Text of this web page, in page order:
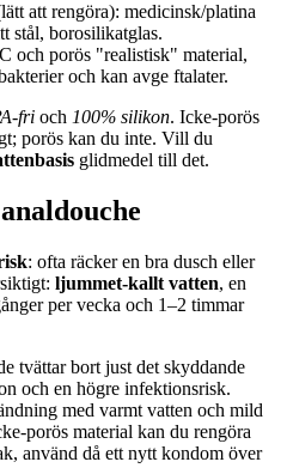
att rengöra): medicinsk/platina
stål, borosilikatglas.
och porös "realistisk" material,
och kan avge ftalater.
fri och 100% silikon. Icke-porös
porös kan du inte. Vill du
glidmedel till det.
: ofta räcker en bra dusch eller
ljummet-kallt vatten, en
per vecka och 1–2 timmar
tvättar bort just det skyddande
och en högre infektionsrisk.
med varmt vatten och mild
porös material kan du rengöra
använd då ett nytt kondom över